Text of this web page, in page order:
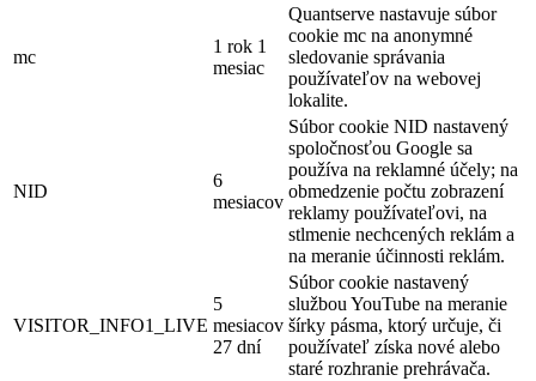
mc
1 rok 1
mesiac
Quantserve nastavuje súbor
cookie mc na anonymné
sledovanie správania
používateľov na webovej
lokalite.
NID
6
mesiacov
Súbor cookie NID nastavený
spoločnosťou Google sa
používa na reklamné účely; na
obmedzenie počtu zobrazení
reklamy používateľovi, na
stlmenie nechcených reklám a
na meranie účinnosti reklám.
VISITOR_INFO1_LIVE
5
mesiacov
27 dní
Súbor cookie nastavený
službou YouTube na meranie
šírky pásma, ktorý určuje, či
používateľ získa nové alebo
staré rozhranie prehrávača.